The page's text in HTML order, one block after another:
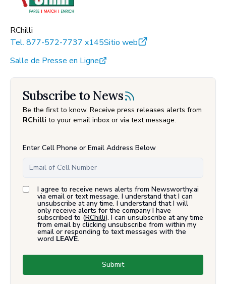
RChilli
Tel. 877-572-7737 x145Sitio web
Salle de Presse en Ligne
Subscribe to News
Be the first to know. Receive press releases alerts from
RChilli to your email inbox or via text message.
Enter Cell Phone or Email Address Below
I agree to receive news alerts from Newsworthy.ai
via email or text message. I understand that I can
unsubscribe at any time. I understand that I will
only receive alerts for the company I have
subscribed to (RChilli). I can unsubscribe at any time
from email by clicking unsubscribe from within my
email or responding to text messages with the
word LEAVE.
Submit